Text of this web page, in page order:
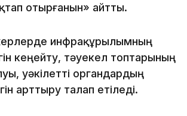
отырғанын» айтты.
инфрақұрылымның
кеңейту, тәуекел топтарының
уәкілетті органдардың
арттыру талап етіледі.